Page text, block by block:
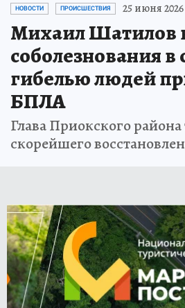
НОВОСТИ ПРОИСШЕСТВИЯ 25 июня 2026
Михаил Шатилов
соболезнования в
гибелью людей
БПЛА
Глава Приокского
скорейшего